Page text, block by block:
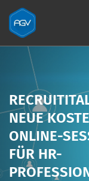
Zum Inhalt springen
NEUE
ONLINE-
FÜR HR-